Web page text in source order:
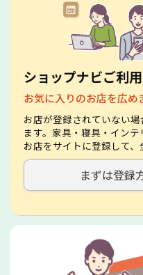
ショップナビご利
お気に入りのお店を広め
お店が登録されていない
ます。家具・寝具・インテ
お店をサイトに登録して、
まずは登録